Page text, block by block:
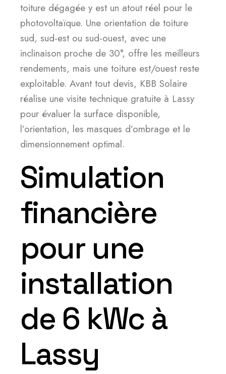
toiture dégagée y est un atout réel pour le
photovoltaïque. Une orientation de toiture
sud, sud-est ou sud-ouest, avec une
inclinaison proche de 30°, offre les meilleurs
rendements, mais une toiture est/ouest reste
exploitable. Avant tout devis, KBB Solaire
réalise une visite technique gratuite à Lassy
pour évaluer la surface disponible,
l’orientation, les masques d’ombrage et le
dimensionnement optimal.
Simulation
financière
pour une
installation
de 6 kWc à
Lassy